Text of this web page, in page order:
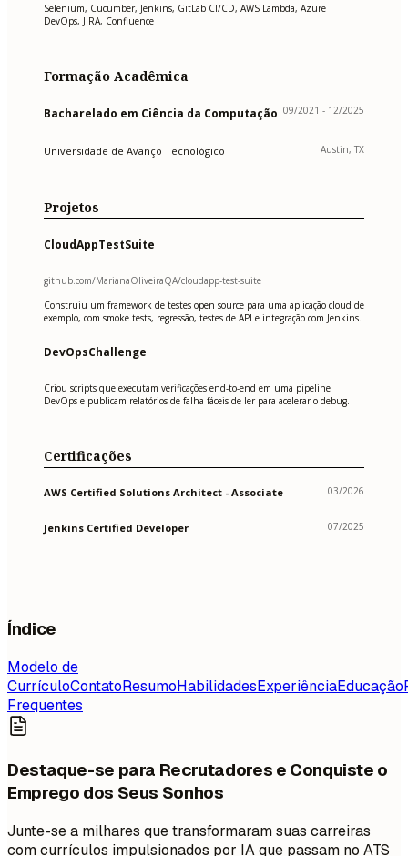
Selenium, Cucumber, Jenkins, GitLab CI/CD, AWS Lambda, Azure
DevOps, JIRA, Confluence
Formação Acadêmica
Bacharelado em Ciência da Computação 09/2021 - 12/2025
Universidade de Avanço Tecnológico Austin, TX
Projetos
CloudAppTestSuite
github.com/MarianaOliveiraQA/cloudapp-test-suite
Construiu um framework de testes open source para uma aplicação cloud de
exemplo, com smoke tests, regressão, testes de API e integração com Jenkins.
DevOpsChallenge
Criou scripts que executam verificações end-to-end em uma pipeline
DevOps e publicam relatórios de falha fáceis de ler para acelerar o debug.
Certificações
AWS Certified Solutions Architect - Associate 03/2026
Jenkins Certified Developer 07/2025
Índice
Modelo de
CurrículoContatoResumoHabilidadesExperiênciaEducação
Frequentes
Destaque-se para Recrutadores e Conquiste o
Emprego dos Seus Sonhos
Junte-se a milhares que transformaram suas carreiras
com currículos impulsionados por IA que passam no ATS